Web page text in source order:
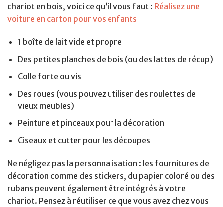
chariot en bois, voici ce qu’il vous faut : Réalisez une
voiture en carton pour vos enfants
1 boîte de lait vide et propre
Des petites planches de bois (ou des lattes de récup)
Colle forte ou vis
Des roues (vous pouvez utiliser des roulettes de
vieux meubles)
Peinture et pinceaux pour la décoration
Ciseaux et cutter pour les découpes
Ne négligez pas la personnalisation : les fournitures de
décoration comme des stickers, du papier coloré ou des
rubans peuvent également être intégrés à votre
chariot. Pensez à réutiliser ce que vous avez chez vous